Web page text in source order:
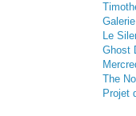
Le
Ghost
The
Projet